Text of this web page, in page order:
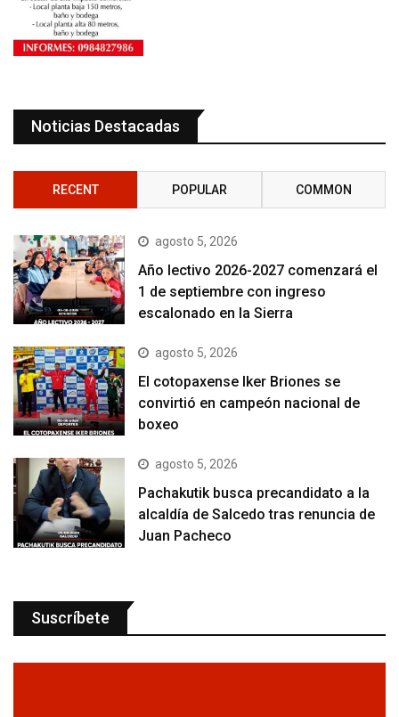
Noticias Destacadas
RECENT POPULAR COMMON
agosto 5, 2026
Año lectivo 2026-2027 comenzará el
1 de septiembre con ingreso
escalonado en la Sierra
agosto 5, 2026
El cotopaxense Iker Briones se
convirtió en campeón nacional de
boxeo
agosto 5, 2026
Pachakutik busca precandidato a la
alcaldía de Salcedo tras renuncia de
Juan Pacheco
Suscríbete